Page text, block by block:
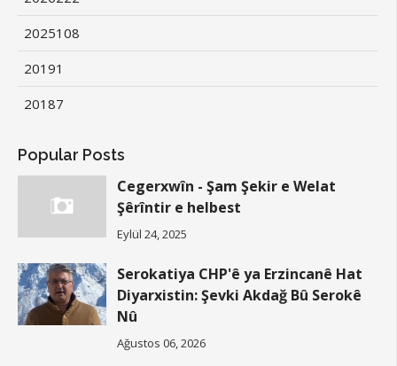
2025108
20191
20187
Popular Posts
Cegerxwîn - Şam Şekir e Welat
Şêrîntir e helbest
Eylül 24, 2025
Serokatiya CHP'ê ya Erzincanê Hat
Diyarxistin: Şevki Akdağ Bû Serokê
Nû
Ağustos 06, 2026